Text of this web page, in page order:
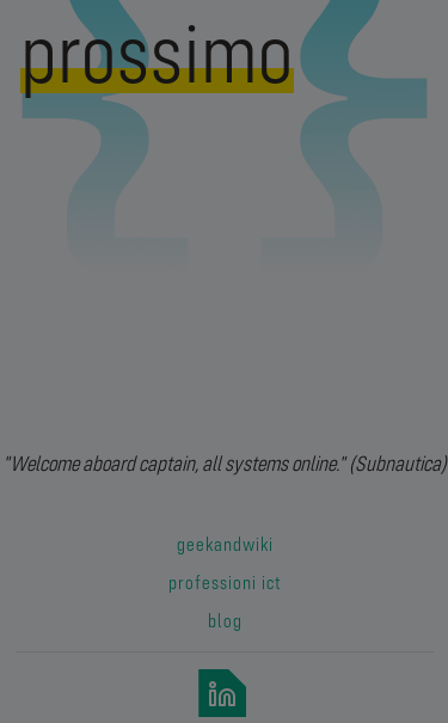
prossimo
"Welcome aboard captain, all systems online." (Subnautica)
geekandwiki
professioni ict
blog